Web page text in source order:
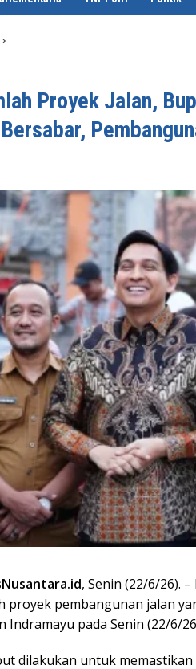
Proyek Jalan,
, Senin (22/6/26).
proyek pembangunan jalan
Indramayu pada Senin (22/6/
dilakukan untuk